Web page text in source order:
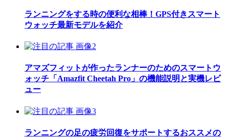
ランニングをする時の便利な相棒！GPS付きスマート
ウォッチ最新モデルを紹介
アマズフィットが作ったランナーのためのスマートウ
ォッチ「Amazfit Cheetah Pro」の機能説明と実機レビ
ュー
ランニングの足の疲労回復をサポートするおススメの